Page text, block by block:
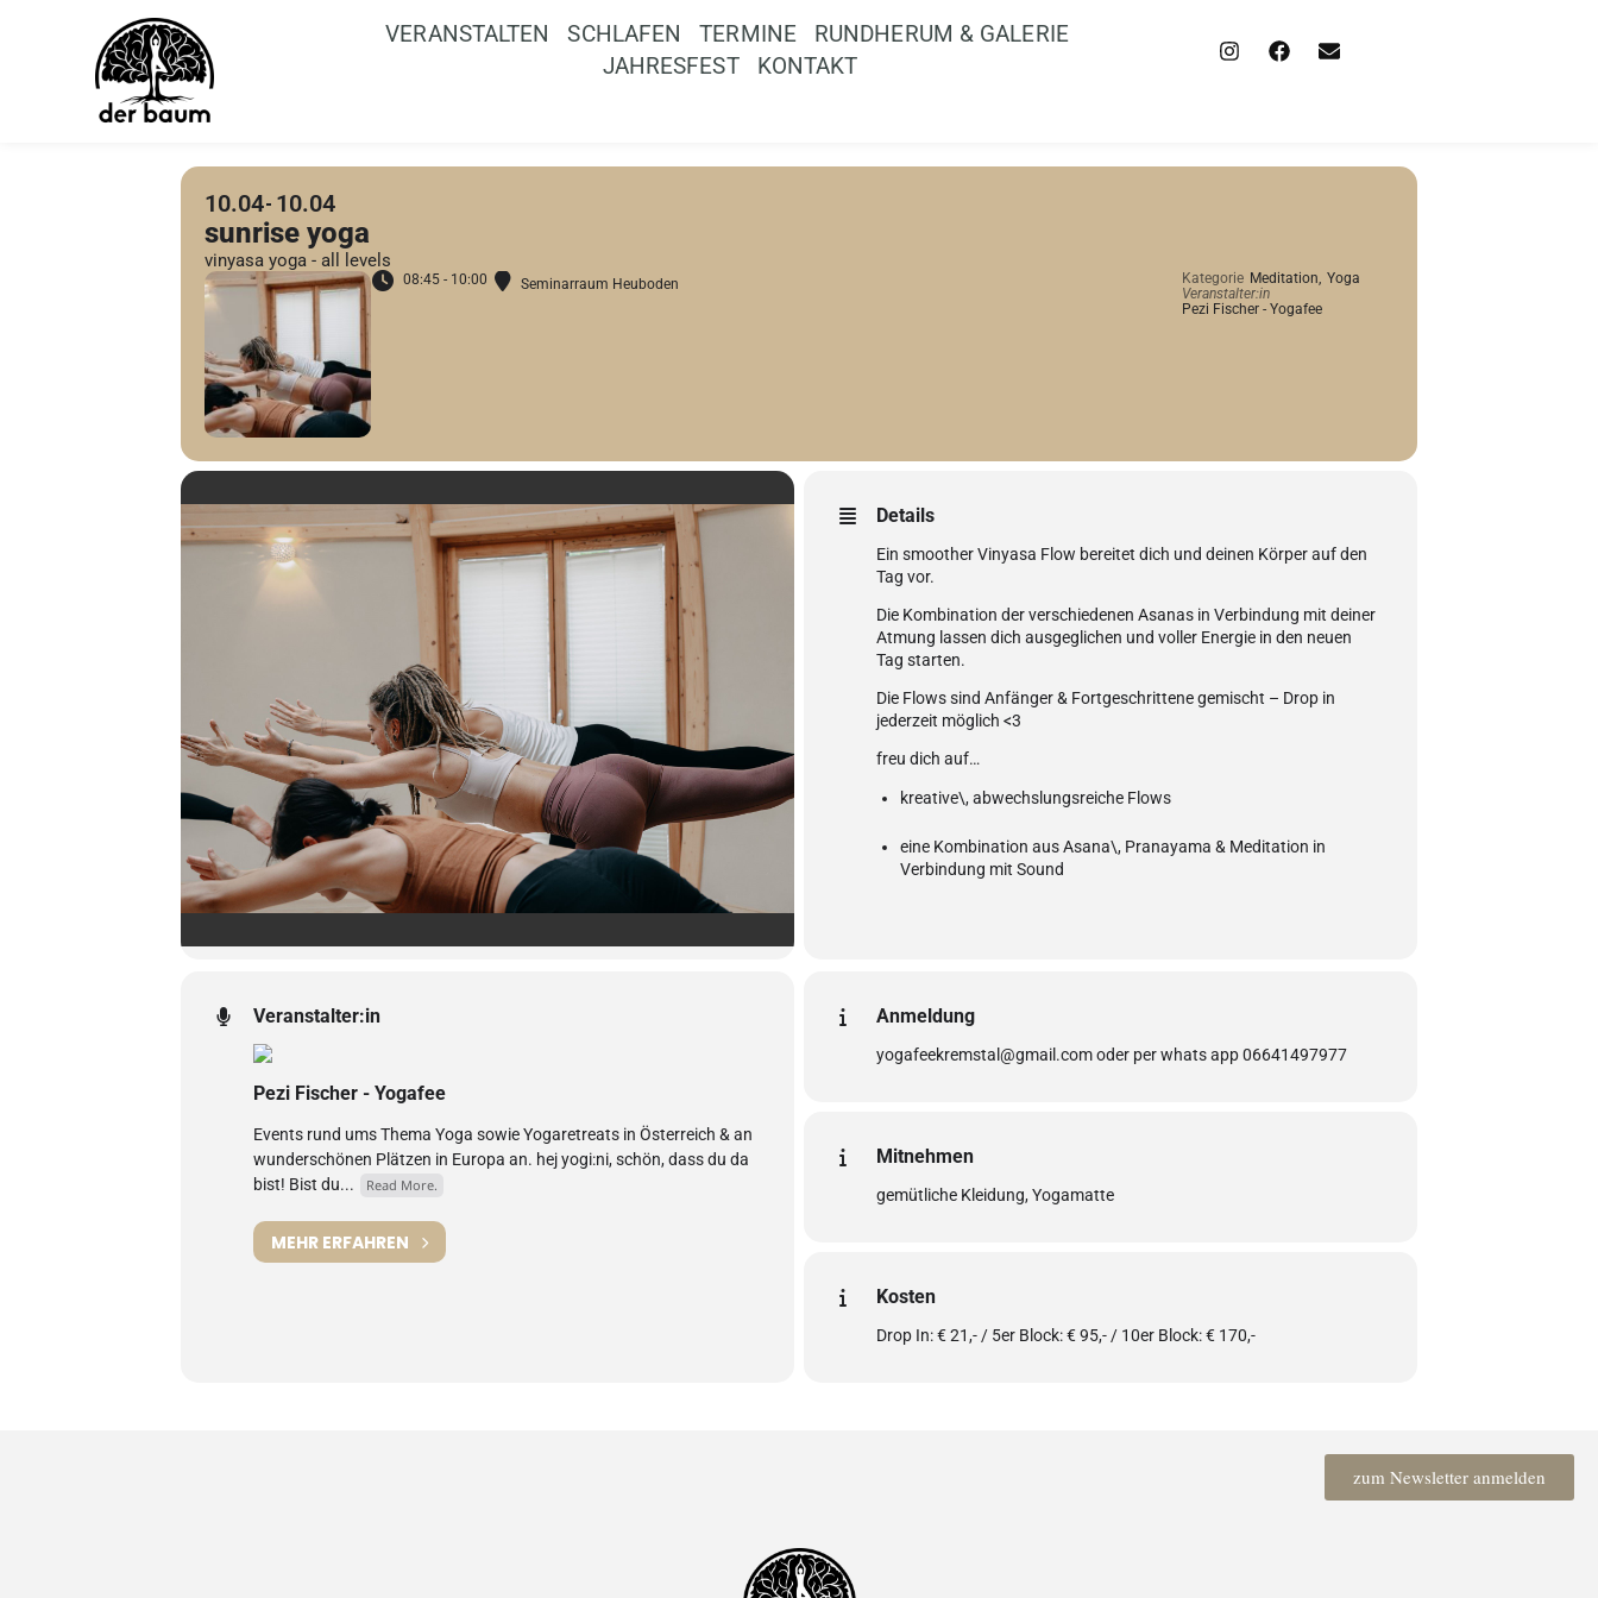
VERANSTALTEN SCHLAFEN TERMINE
RUNDHERUM & GALERIE
JAHRESFEST
KONTAKT
10.04 10.04
sunrise yoga
vinyasa yoga - all levels
08:45 - 10:00 Seminarraum Heuboden Kategorie Meditation, Yoga
Veranstalter:in
Pezi Fischer - Yogafee
Details
Ein smoother Vinyasa Flow bereitet dich und deinen Körper auf den
Tag vor.
Die Kombination der verschiedenen Asanas in Verbindung mit deiner
Atmung lassen dich ausgeglichen und voller Energie in den neuen
Tag starten.
Die Flows sind Anfänger & Fortgeschrittene gemischt – Drop in
jederzeit möglich <3
freu dich auf…
kreative\, abwechslungsreiche Flows
eine Kombination aus Asana\, Pranayama & Meditation in
Verbindung mit Sound
Veranstalter:in
Pezi Fischer - Yogafee
Events rund ums Thema Yoga sowie Yogaretreats in Österreich & an
wunderschönen Plätzen in Europa an. hej yogi:ni, schön, dass du da
bist! Bist du...
Read More.
MEHR ERFAHREN
Anmeldung
yogafeekremstal@gmail.com oder per whats app 06641497977
Mitnehmen
gemütliche Kleidung, Yogamatte
Kosten
Drop In: € 21,- / 5er Block: € 95,- / 10er Block: € 170,-
zum Newsletter anmelden